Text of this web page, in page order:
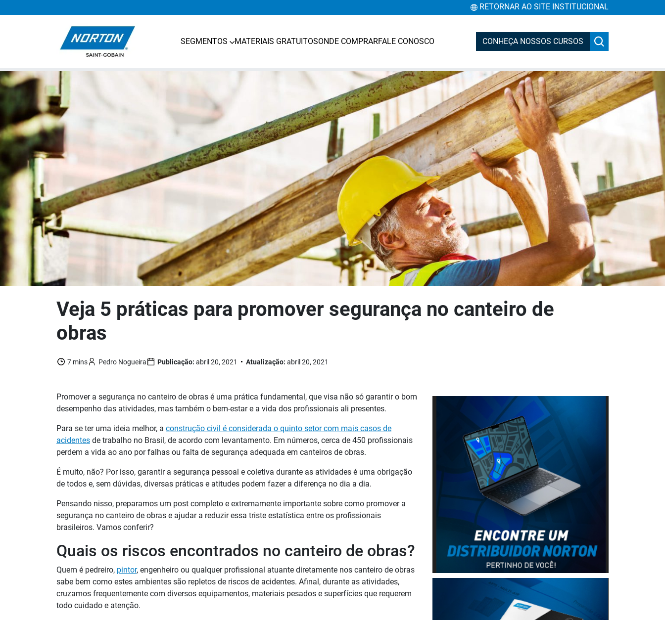
RETORNAR AO SITE INSTITUCIONAL
SEGMENTOS MATERIAIS GRATUITOSONDE COMPRARFALE CONOSCO CONHEÇA NOSSOS CURSOS
Veja 5 práticas para promover segurança no canteiro de
obras
7 mins Pedro Nogueira Publicação: abril 20, 2021 Atualização: abril 20, 2021
Promover a segurança no canteiro de obras é uma prática fundamental, que visa não só garantir o bom
desempenho das atividades, mas também o bem-estar e a vida dos profissionais ali presentes.
Para se ter uma ideia melhor, a construção civil é considerada o quinto setor com mais casos de
acidentes de trabalho no Brasil, de acordo com levantamento. Em números, cerca de 450 profissionais
perdem a vida ao ano por falhas ou falta de segurança adequada em canteiros de obras.
É muito, não? Por isso, garantir a segurança pessoal e coletiva durante as atividades é uma obrigação
de todos e, sem dúvidas, diversas práticas e atitudes podem fazer a diferença no dia a dia.
Pensando nisso, preparamos um post completo e extremamente importante sobre como promover a
segurança no canteiro de obras e ajudar a reduzir essa triste estatística entre os profissionais
brasileiros. Vamos conferir?
Quais os riscos encontrados no canteiro de obras?
Quem é pedreiro, pintor, engenheiro ou qualquer profissional atuante diretamente nos canteiro de obras
sabe bem como estes ambientes são repletos de riscos de acidentes. Afinal, durante as atividades,
cruzamos frequentemente com diversos equipamentos, materiais pesados e superfícies que requerem
todo cuidado e atenção.